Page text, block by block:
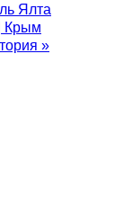
Ялта
Крым
»